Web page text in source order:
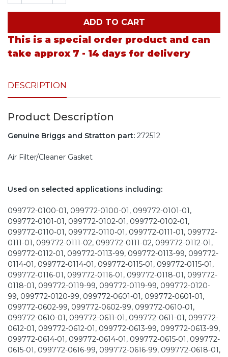
ADD TO CART
This is a special order product and can
take approx 7 - 14 days for delivery
DESCRIPTION
Product Description
Genuine Briggs and Stratton part: 272512
Air Filter/Cleaner Gasket
Used on selected applications including:
099772-0100-01, 099772-0100-01, 099772-0101-01,
099772-0101-01, 099772-0102-01, 099772-0102-01,
099772-0110-01, 099772-0110-01, 099772-0111-01, 099772-
0111-01, 099772-0111-02, 099772-0111-02, 099772-0112-01,
099772-0112-01, 099772-0113-99, 099772-0113-99, 099772-
0114-01, 099772-0114-01, 099772-0115-01, 099772-0115-01,
099772-0116-01, 099772-0116-01, 099772-0118-01, 099772-
0118-01, 099772-0119-99, 099772-0119-99, 099772-0120-
99, 099772-0120-99, 099772-0601-01, 099772-0601-01,
099772-0602-99, 099772-0602-99, 099772-0610-01,
099772-0610-01, 099772-0611-01, 099772-0611-01, 099772-
0612-01, 099772-0612-01, 099772-0613-99, 099772-0613-99,
099772-0614-01, 099772-0614-01, 099772-0615-01, 099772-
0615-01, 099772-0616-99, 099772-0616-99, 099772-0618-01,